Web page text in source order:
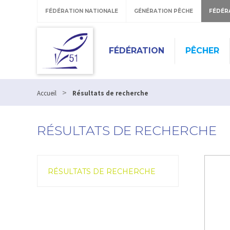
FÉDÉRATION NATIONALE GÉNÉRATION PÊCHE
FÉDÉRATION PÊCHER
Accueil > Résultats de recherche
RÉSULTATS DE RECHERCHE
RÉSULTATS DE RECHERCHE